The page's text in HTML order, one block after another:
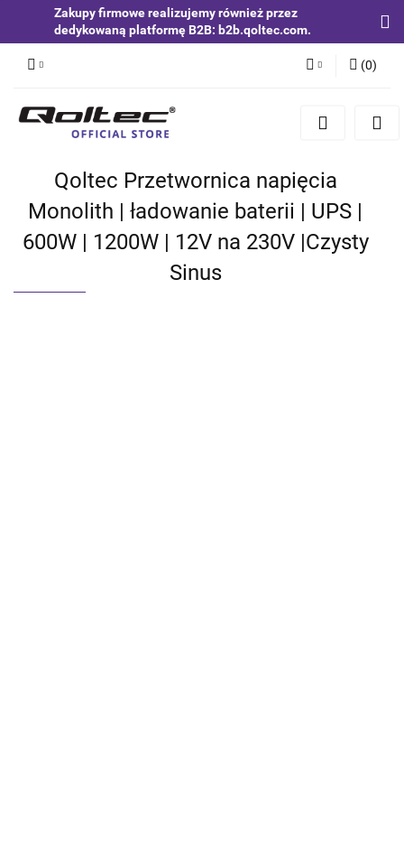
Zakupy firmowe realizujemy również przez
dedykowaną platformę B2B: b2b.qoltec.com.
Zaloguj się
Zgody cookies
(0)
Qoltec Przetwornica napięcia
Monolith | ładowanie baterii | UPS |
600W | 1200W | 12V na 230V |Czysty
Sinus